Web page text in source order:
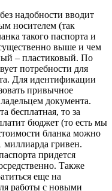
надобности вводит
носителем (так
такого паспорта и
выше и чем
– пластиковый. По
потребности для
Для идентификации
привычное
документа.
бесплатная, то за
бюджет (то есть мы
бланка можно
миллиарда гривен.
придется
Также
еще на
работы с новыми